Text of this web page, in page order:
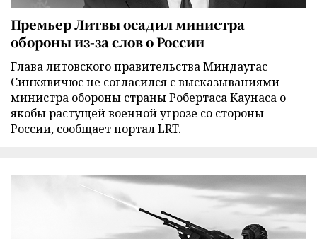
Премьер Литвы осадил министра
обороны из-за слов о России
Глава литовского правительства Миндаугас
Синкявичюс не согласился с высказываниями
министра обороны страны Робертаса Каунаса о
якобы растущей военной угрозе со стороны
России, сообщает портал LRT.